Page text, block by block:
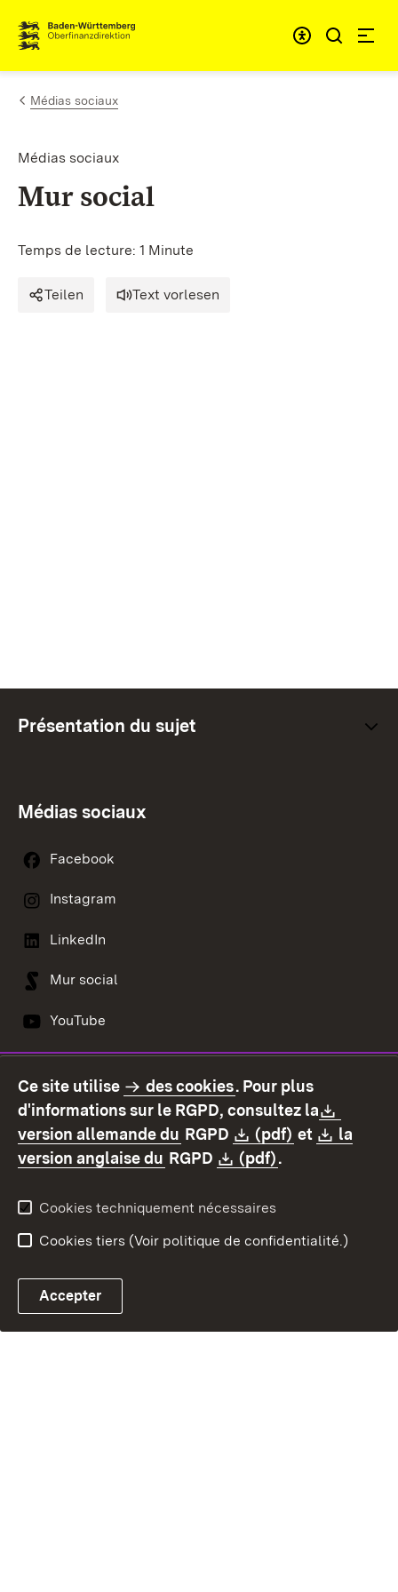
Passer au contenu
Médias sociaux
Médias sociaux
Mur social
Temps de lecture: 1 Minute
Teilen Text vorlesen
Présentation du sujet
Médias sociaux
Facebook
Instagram
LinkedIn
Mur social
YouTube
Contact
Protection des données
Déclaration d'accessibilité Mentions légales
Ce site utilise des cookies. Pour plus
d'informations sur le RGPD, consultez la
version allemande du (S’ouvre dans un nouvel
RGPD Download:
(pdf) (S’ouvre
et
la
version anglaise du (S’ouvre dans un nouvel
RGPD Download:
(pdf).
Cookies techniquement nécessaires
Cookies tiers (Voir politique de confidentialité.)
Accepter